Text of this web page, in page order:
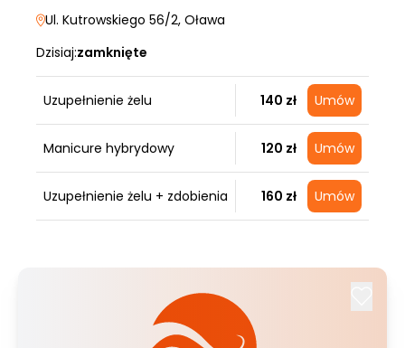
Ul. Kutrowskiego 56/2, Oława
Dzisiaj:zamknięte
Uzupełnienie żelu 140 zł Umów
Manicure hybrydowy 120 zł Umów
Uzupełnienie żelu + zdobienia 160 zł Umów